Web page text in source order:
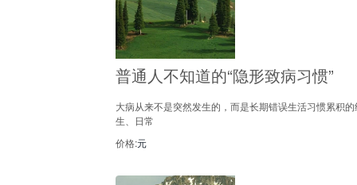
普通人不知道的“隐形致病习惯”
大病从来不是突然发生的，而是长期错误生活习惯累积
生、日常
价格:元